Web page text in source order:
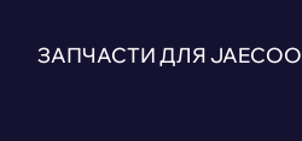
ЗАПЧАСТИ ДЛЯ JAECOO